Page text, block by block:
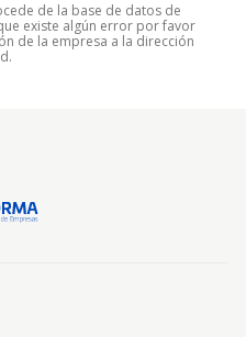
de la base de datos de
que existe algún error por favor
de la empresa a la dirección